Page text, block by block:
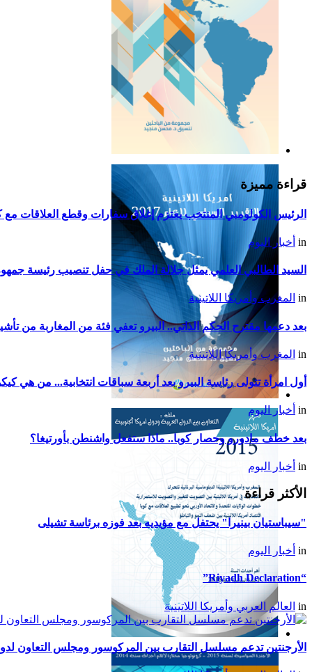
التقرير السياسي لأمريكا
اللاتينية للعام 2019
التقرير السياسي لأمريكا
اللاتينية للعام 2017
تقرير أمريكا اللاتينية لسنة
2015
قراءة مميزة
الرئيس الكولومبي المنتخب يعتزم إغلاق سفارات وقطع العلاقات مع
in أخبار اليوم
السيد الطالبي العلمي يمثل جلالة الملك في حفل تنصيب رئيسة
in المغرب وأمريكا اللاتينية
بعد دعمها مقترح الحكم الذاتي.. البيرو تعفي فئة من المغاربة من
in المغرب وأمريكا اللاتينية
أول امرأة تتولى رئاسة البيرو بعد أربعة سباقات انتخابية... من هي
in أخبار اليوم
بعد خطف مادورو وحصار كوبا.. ماذا ستفعل واشنطن بأورتيغا؟
in أخبار اليوم
الأكثر قراءة
"سيباستيان بينيرا" يحتفل مع مؤيديه بعد فوزه برئاسة تشيلى
in أخبار اليوم
“Riyadh Declaration”
in العالم العربي وأمريكا اللاتينية
الأرجنتين تدعم مسلسل التقارب بين المركوسور ومجلس التعاون